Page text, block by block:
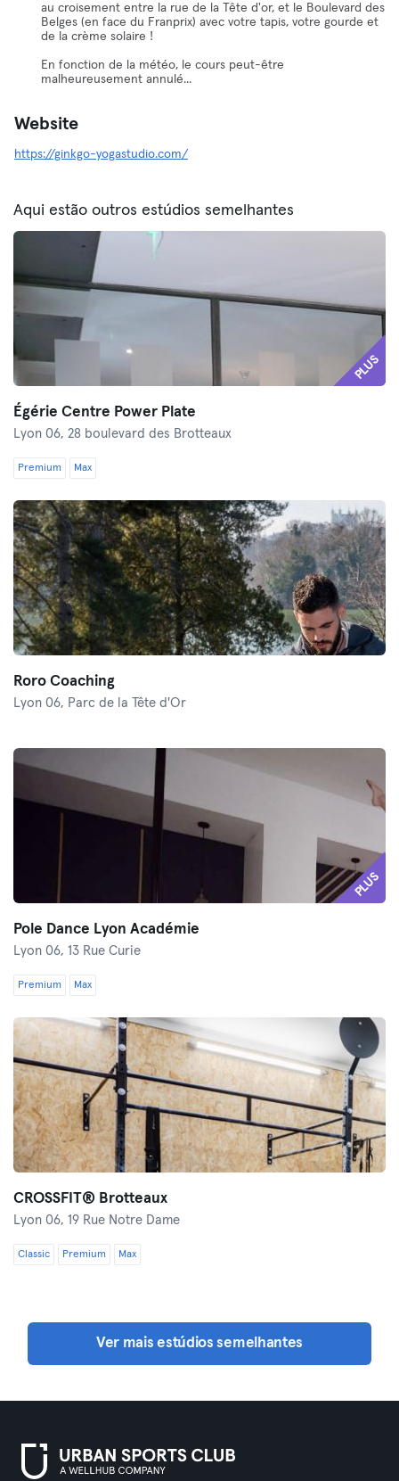
au croisement entre la rue de la Tête d'or, et le Boulevard des
Belges (en face du Franprix) avec votre tapis, votre gourde et
de la crème solaire !
En fonction de la météo, le cours peut-être
malheureusement annulé...
Website
https://ginkgo-yogastudio.com/
Aqui estão outros estúdios semelhantes
PLUS
Égérie Centre Power Plate
Lyon 06, 28 boulevard des Brotteaux
Premium Max
Roro Coaching
Lyon 06, Parc de la Tête d'Or
PLUS
Pole Dance Lyon Académie
Lyon 06, 13 Rue Curie
Premium Max
CROSSFIT® Brotteaux
Lyon 06, 19 Rue Notre Dame
Classic Premium Max
Ver mais estúdios semelhantes